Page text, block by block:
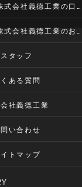
スタッフ
ある質問
社義德工業
い合わせ
トマップ